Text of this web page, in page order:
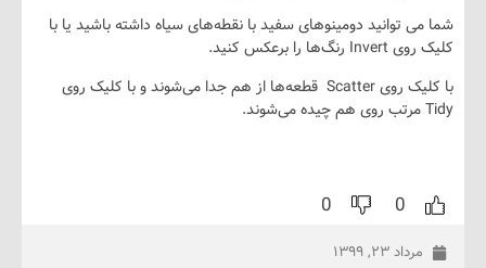
توانید دومینوهای سفید با نقطه‌های سیاه داشته باشید یا با
با کلیک روی Scatter قطعه‌ها از هم جدا می‌شوند و با کلیک روی
0